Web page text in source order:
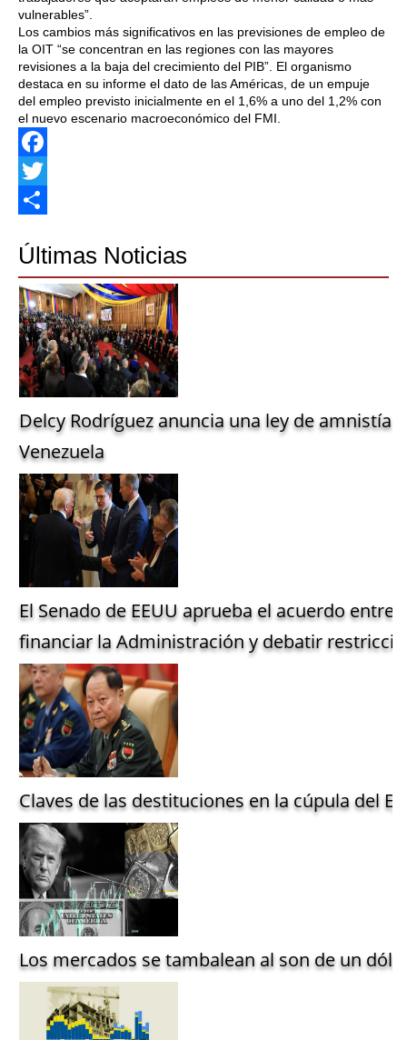
vulnerables”.
Los cambios más significativos en las previsiones de empleo de
la OIT “se concentran en las regiones con las mayores
revisiones a la baja del crecimiento del PIB”. El organismo
destaca en su informe el dato de las Américas, de un empuje
del empleo previsto inicialmente en el 1,6% a uno del 1,2% con
el nuevo escenario macroeconómico del FMI.
Facebook
Twitter
Últimas Noticias
Delcy Rodríguez anuncia una ley de amnistía
Venezuela
El Senado de EEUU aprueba el acuerdo entre
financiar la Administración y debatir
Claves de las destituciones en la cúpula del
Los mercados se tambalean al son de un